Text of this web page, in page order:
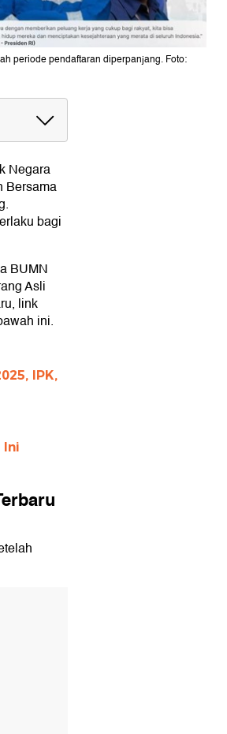
periode pendaftaran diperpanjang. Foto:
2025
Negara
Bersama
bagi
BUMN
Asli
link
ini.
IPK,
Ini